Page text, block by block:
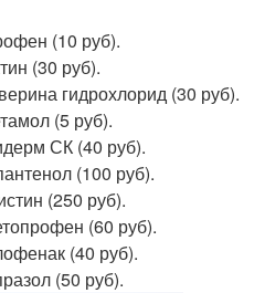
(10 руб).
(30 руб).
гидрохлорид (30 руб).
(5 руб).
СК (40 руб).
(100 руб).
(250 руб).
(60 руб).
(40 руб).
(50 руб).